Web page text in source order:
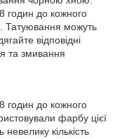
годин до кожного
Татуювання можуть
відповідні
та змивання
годин до кожного
фарбу цієї
кількість